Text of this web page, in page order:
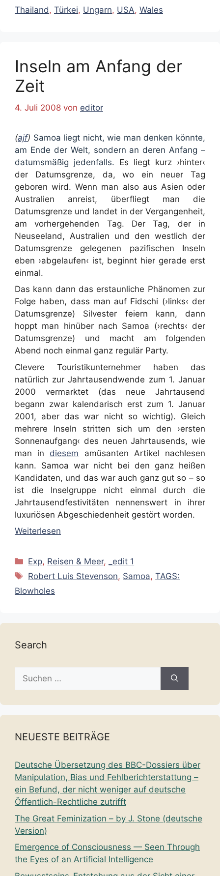
Thailand, Türkei, Ungarn, USA, Wales
Inseln am Anfang der
Zeit
4. Juli 2008 von editor
(ajf) Samoa liegt nicht, wie man denken könnte,
am Ende der Welt, sondern an deren Anfang –
datumsmäßig jedenfalls. Es liegt kurz ›hinter‹
der Datumsgrenze, da, wo ein neuer Tag
geboren wird. Wenn man also aus Asien oder
Australien anreist, überfliegt man die
Datumsgrenze und landet in der Vergangenheit,
am vorhergehenden Tag. Der Tag, der in
Neuseeland, Australien und den westlich der
Datumsgrenze gelegenen pazifischen Inseln
eben ›abgelaufen‹ ist, beginnt hier gerade erst
einmal.
Das kann dann das erstaunliche Phänomen zur
Folge haben, dass man auf Fidschi (›links‹ der
Datumsgrenze) Silvester feiern kann, dann
hoppt man hinüber nach Samoa (›rechts‹ der
Datumsgrenze) und macht am folgenden
Abend noch einmal ganz regulär Party.
Clevere Touristikunternehmer haben das
natürlich zur Jahrtausendwende zum 1. Januar
2000 vermarktet (das neue Jahrtausend
begann zwar kalendarisch erst zum 1. Januar
2001, aber das war nicht so wichtig). Gleich
mehrere Inseln stritten sich um den ›ersten
Sonnenaufgang‹ des neuen Jahrtausends, wie
man in diesem amüsanten Artikel nachlesen
kann. Samoa war nicht bei den ganz heißen
Kandidaten, und das war auch ganz gut so – so
ist die Inselgruppe nicht einmal durch die
Jahrtausendfestivitäten nennenswert in ihrer
luxuriösen Abgeschiedenheit gestört worden.
Weiterlesen
Kategorien
Exp, Reisen & Meer,
_edit 1
Schlagwörter
Robert Luis Stevenson, Samoa,TAGS:
Blowholes
Search
Suche
nach:
NEUESTE BEITRÄGE
Deutsche Übersetzung des BBC-Dossiers über
Manipulation, Bias und Fehlberichterstattung –
ein Befund, der nicht weniger auf deutsche
Öffentlich-Rechtliche zutrifft
The Great Feminization – by J. Stone (deutsche
Version)
Emergence of Consciousness — Seen Through
the Eyes of an Artificial Intelligence